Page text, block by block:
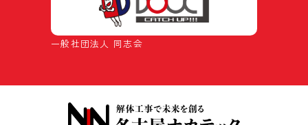
一般社団法人 同志会